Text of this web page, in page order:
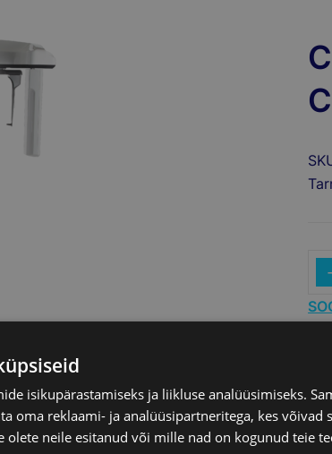
isikupärastamiseks ja liikluse analüüsimiseks.
oma reklaami- ja analüüsipartneritega, kes võivad
neile esitanud või mille nad on kogunud teie